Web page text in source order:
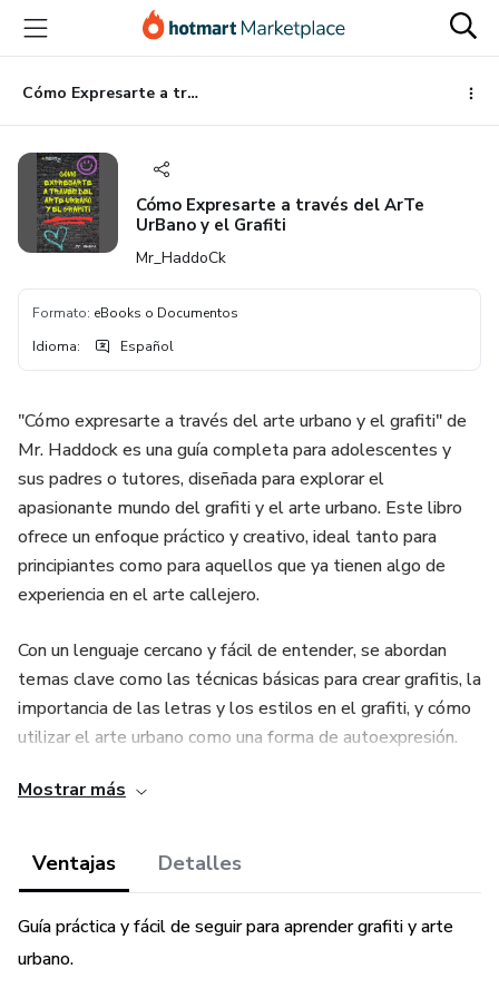
principal
página
de
página
Cómo Expresarte a través del ArTe UrBano y el Grafiti
Cómo Expresarte a través del ArTe
UrBano y el Grafiti
Mr_HaddoCk
Formato: eBooks o Documentos
Idioma: Español
"Cómo expresarte a través del arte urbano y el grafiti" de
Mr. Haddock es una guía completa para adolescentes y
sus padres o tutores, diseñada para explorar el
apasionante mundo del grafiti y el arte urbano. Este libro
ofrece un enfoque práctico y creativo, ideal tanto para
principiantes como para aquellos que ya tienen algo de
experiencia en el arte callejero.
Con un lenguaje cercano y fácil de entender, se abordan
temas clave como las técnicas básicas para crear grafitis, la
importancia de las letras y los estilos en el grafiti, y cómo
utilizar el arte urbano como una forma de autoexpresión.
sociedad y cómo puede ser una herramienta poderosa para
El libro también incluye consejos sobre cómo respetar el
pueden desarrollar su arte de manera segura. A lo largo de
sus páginas, Mr. Haddock proporciona orientación paso a
Mostrar más
Ventajas Detalles
Guía práctica y fácil de seguir para aprender grafiti y arte
urbano.